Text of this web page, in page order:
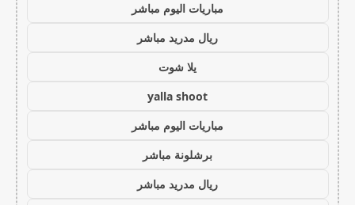
مباريات اليوم مباشر
ريال مدريد مباشر
يلا شوت
yalla shoot
مباريات اليوم مباشر
برشلونة مباشر
ريال مدريد مباشر